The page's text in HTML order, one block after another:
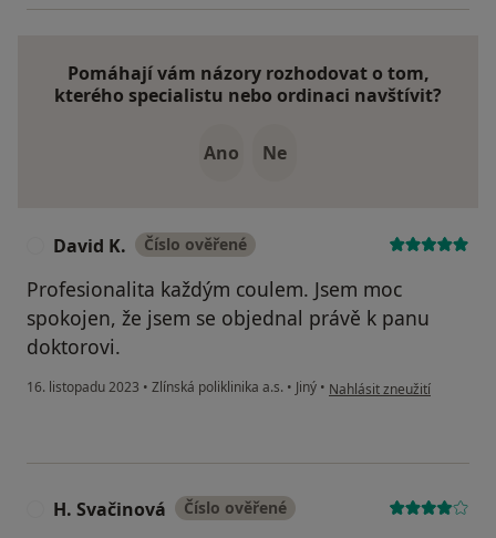
Pomáhají vám názory rozhodovat o tom,
kterého specialistu nebo ordinaci navštívit?
Ano Ne
David K. Číslo ověřené
Profesionalita každým coulem. Jsem moc
spokojen, že jsem se objednal právě k panu
doktorovi.
16. listopadu 2023 • Zlínská poliklinika a.s. • Jiný • podle názoru uživatele
Nahlásit zneužití
H. Svačinová Číslo ověřené